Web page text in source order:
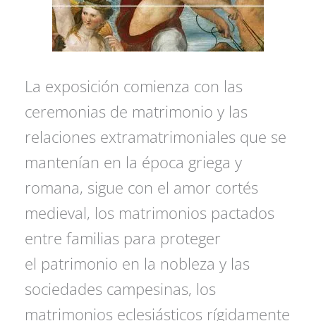
La exposición comienza con las
ceremonias de matrimonio y las
relaciones extramatrimoniales que se
mantenían en la época griega y
romana, sigue con el amor cortés
medieval, los matrimonios pactados
entre familias para proteger
el patrimonio en la nobleza y las
sociedades campesinas, los
matrimonios eclesiásticos rígidamente